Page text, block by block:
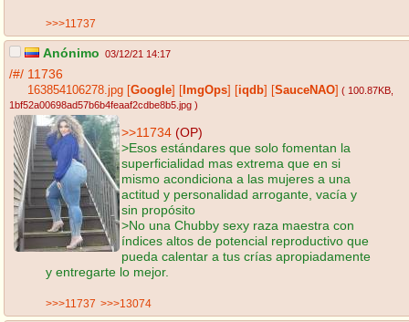
>>>11737
Anónimo 03/12/21 14:17
/#/ 11736
163854106278.jpg Google ImgOps iqdb SauceNAO ( 100.87KB
1bf52a00698ad57b6b4feaaf2cdbe8b5.jpg )
>>11734 (OP)
>Esos estándares que solo fomentan la
superficialidad mas extrema que en si
mismo acondiciona a las mujeres a una
actitud y personalidad arrogante, vacía y
sin propósito
>No una Chubby sexy raza maestra con
índices altos de potencial reproductivo que
pueda calentar a tus crías apropiadamente
y entregarte lo mejor.
>>>11737 >>>13074